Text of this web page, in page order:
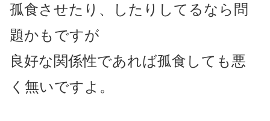
孤食させたり、したりしてるなら問
題かもですが
良好な関係性であれば孤食しても悪
く無いですよ。